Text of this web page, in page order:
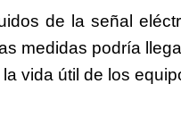
de la señal
medidas podría
vida útil de los